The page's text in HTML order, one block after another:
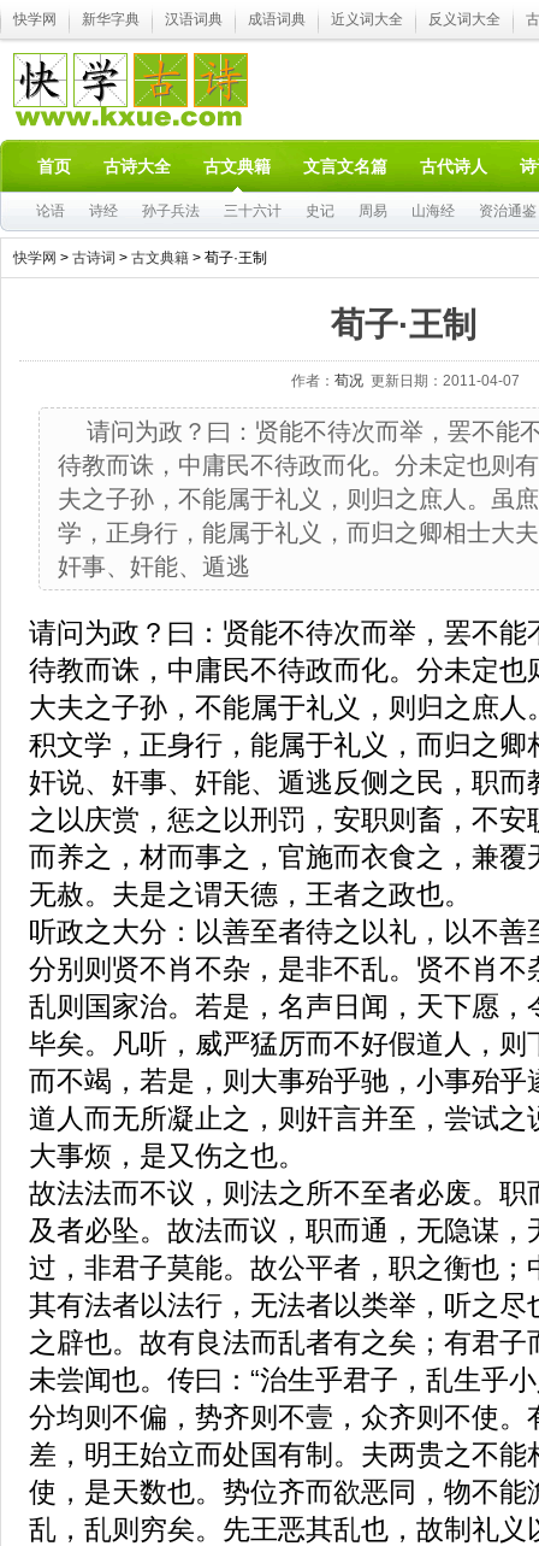
快学网 新华字典 汉语词典 成语词典 近义词大全 反义词大全
首页 古诗大全 古文典籍 文言文名篇 古代诗人
论语 诗经 孙子兵法 三十六计 史记 周易 山海经 资治通鉴
快学网 > 古诗词 > 古文典籍 > 荀子·王制
荀子·王制
作者：荀况 更新日期：2011-04-07
请问为政？曰：贤能不待次而举，罢不能
待教而诛，中庸民不待政而化。分未定也则
夫之子孙，不能属于礼义，则归之庶人。虽
学，正身行，能属于礼义，而归之卿相士大
奸事、奸能、遁逃
请问为政？曰：贤能不待次而举，罢不能
待教而诛，中庸民不待政而化。分未定也
大夫之子孙，不能属于礼义，则归之庶人
积文学，正身行，能属于礼义，而归之卿
奸说、奸事、奸能、遁逃反侧之民，职而
之以庆赏，惩之以刑罚，安职则畜，不
而养之，材而事之，官施而衣食之，兼覆
无赦。夫是之谓天德，王者之政也。
听政之大分：以善至者待之以礼，以不善
分别则贤不肖不杂，是非不乱。贤不肖不
乱则国家治。若是，名声日闻，天下愿，
毕矣。凡听，威严猛厉而不好假道人，则
而不竭，若是，则大事殆乎驰，小事殆乎
道人而无所凝止之，则奸言并至，尝试之
大事烦，是又伤之也。
故法法而不议，则法之所不至者必废。职
及者必坠。故法而议，职而通，无隐谋，
过，非君子莫能。故公平者，职之衡也；
其有法者以法行，无法者以类举，听之尽
之辟也。故有良法而乱者有之矣；有君
未尝闻也。传曰：“治生乎君子，乱生乎
分均则不偏，势齐则不壹，众齐则不使。
差，明王始立而处国有制。夫两贵之不能
使，是天数也。势位齐而欲恶同，物不能
乱，乱则穷矣。先王恶其乱也，故制礼义